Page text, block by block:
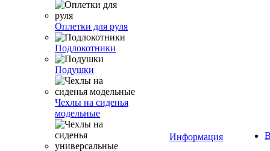
Оплетки для руля
Подлокотники
Подушки
Чехлы на сиденья
модельные
Информация